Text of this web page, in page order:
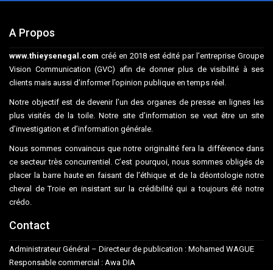
A Propos
www.thieysenegal.com créé en 2018 est édité par l’entreprise Groupe
Vision Communication (GVC) afin de donner plus de visibilité à ses
clients mais aussi d’informer l’opinion publique en temps réel.
Notre objectif est de devenir l’un des organes de presse en lignes les
plus visités de la toile. Notre site d’information se veut être un site
d’investigation et d’information générale.
Nous sommes convaincus que notre originalité fera la différence dans
ce secteur très concurrentiel. C’est pourquoi, nous sommes obligés de
placer la barre haute en faisant de l’éthique et de la déontologie notre
cheval de Troie en insistant sur la crédibilité qui a toujours été notre
crédo.
Contact
Administrateur Général – Directeur de publication : Mohamed WAGUE
Responsable commercial : Awa DIA